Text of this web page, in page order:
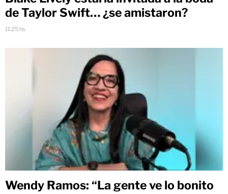
de Taylor Swift… ¿se amistaron?
11:25 hs
Wendy Ramos: “La gente ve lo bonito